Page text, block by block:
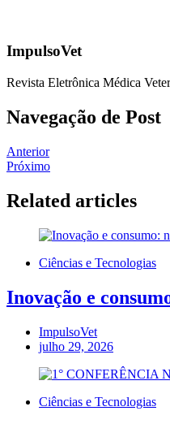
ImpulsoVet
Revista Eletrônica Médica
Navegação de Post
Anterior
Próximo
Related articles
Ciências e Tecnologias
Inovação e
ImpulsoVet
julho 29, 2026
Ciências e Tecnologias